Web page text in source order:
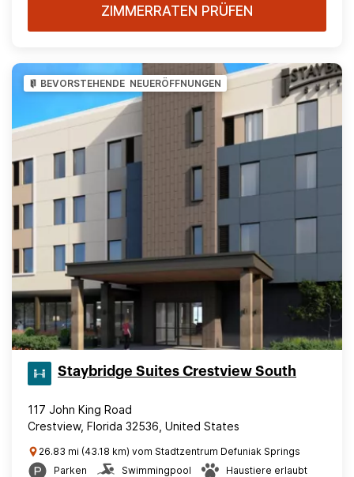
ZIMMERRATEN PRÜFEN
BEVORSTEHENDE NEUERÖFFNUNGEN
Staybridge Suites Crestview South
117 John King Road
Crestview, Florida 32536, United States
26.83 mi (43.18 km) vom Stadtzentrum Defuniak Springs
Parken
Swimmingpool Haustiere erlaubt